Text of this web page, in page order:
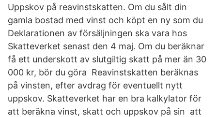
Uppskov på reavinstskatten. Om du sålt din
gamla bostad med vinst och köpt en ny som du
Deklarationen av försäljningen ska vara hos
Skatteverket senast den 4 maj. Om du beräknar
få ett underskott av slutgiltig skatt på mer än 30
000 kr, bör du göra Reavinstskatten beräknas
på vinsten, efter avdrag för eventuellt nytt
uppskov. Skatteverket har en bra kalkylator för
att beräkna vinst, skatt och uppskov på sin att